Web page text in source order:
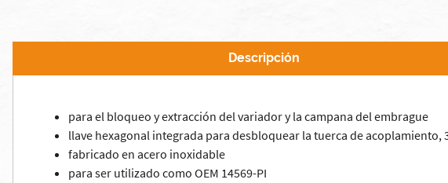
Descripción
para el bloqueo y extracción del variador y la campana del embrague
llave hexagonal integrada para desbloquear la tuerca de acoplamiento,
fabricado en acero inoxidable
para ser utilizado como OEM 14569-PI